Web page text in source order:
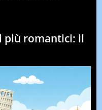
più romantici: il